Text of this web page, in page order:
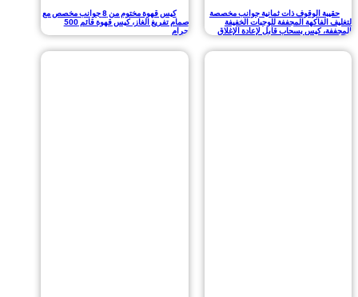
الوقوف ذات ثمانية جوانب مخصصة
المجففة للوجبات الخفيفة
كيس بسحاب قابل لإعادة الإغلاق
كيس قهوة مختوم من 8 جوانب مخصص مع
صمام تفريغ الغاز، كيس قهوة قائم 500
جرام